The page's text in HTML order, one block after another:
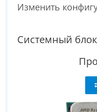
Изменить
Системный блок